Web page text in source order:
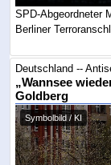
SPD-Abgeordneter
Berliner
Deutschland --
„Wannsee
Goldberg
Symbolbild / KI